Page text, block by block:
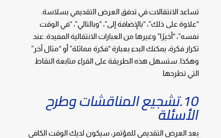
تساعد الانتقالات في تدفق العرض التقديمي بسلاسة.
“علاوة على ذلك”، “بالإضافة إلى”، “وبالتالي”، “في الوقت
نفسه”، “أخيرًا” وغيرها من العبارات الانتقالية المفيدة. عند
تكرار فكرة، يمكنك البدء بعبارة “فكرة مماثلة” أو “مثال آخر”
وهكذا. ستسهل هذه الطريقة على القراء متابعة النقاط
التي تطرحها.
10.تشجيع المناقشات وطرح
الأسئلة
بعد العرض التقديمي للمؤتمر، سيكون لديك الوقت الكافي